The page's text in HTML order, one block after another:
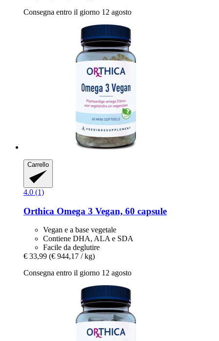
Consegna entro il giorno 12 agosto
Carrello
4.0 (1)
Orthica Omega 3 Vegan, 60 capsule
Vegan e a base vegetale
Contiene DHA, ALA e SDA
Facile da deglutire
€ 33,99 (€ 944,17 / kg)
Consegna entro il giorno 12 agosto